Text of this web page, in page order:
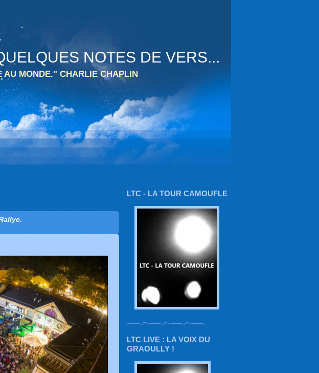
NOTES DE VERS...
AU MONDE." CHARLIE CHAPLIN
LTC - LA TOUR CAMOUFLE
LTC LIVE : LA VOIX DU
GRAOULLY !